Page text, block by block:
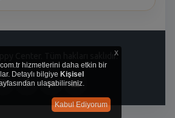
Center. Tüm hakları saklıdır.
x
hizmetlerini daha etkin bir
Detaylı bilgiye Kişisel
ulaşabilirsiniz.
Kabul Ediyorum